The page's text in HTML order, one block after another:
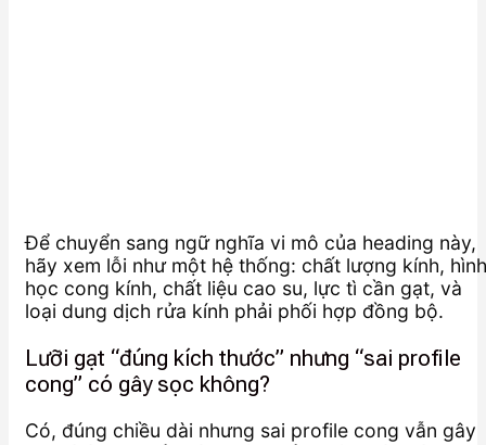
Để chuyển sang ngữ nghĩa vi mô của heading này,
hãy xem lỗi như một hệ thống: chất lượng kính, hình
học cong kính, chất liệu cao su, lực tì cần gạt, và
loại dung dịch rửa kính phải phối hợp đồng bộ.
Lưỡi gạt “đúng kích thước” nhưng “sai profile
cong” có gây sọc không?
Có, đúng chiều dài nhưng sai profile cong vẫn gây